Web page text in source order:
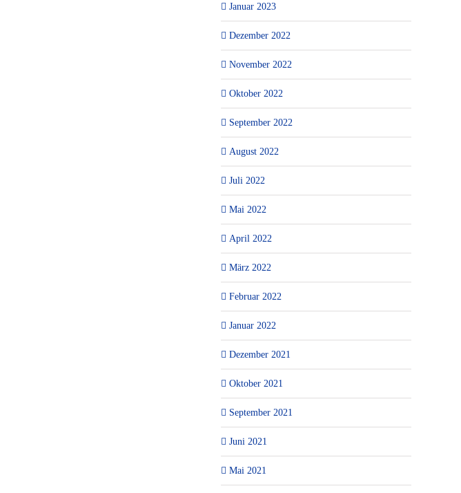
Januar 2023
Dezember 2022
November 2022
Oktober 2022
September 2022
August 2022
Juli 2022
Mai 2022
April 2022
März 2022
Februar 2022
Januar 2022
Dezember 2021
Oktober 2021
September 2021
Juni 2021
Mai 2021